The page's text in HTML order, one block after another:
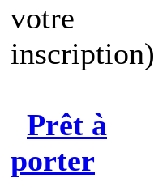
votre
inscription)
Prêt à
porter